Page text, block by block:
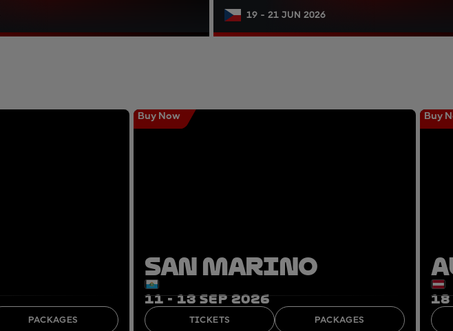
19 - 21 JUN 2026
PACKAGES
Buy Now
SAN MARINO
11 - 13 SEP 2026
TICKETS PACKAGES
Buy
18